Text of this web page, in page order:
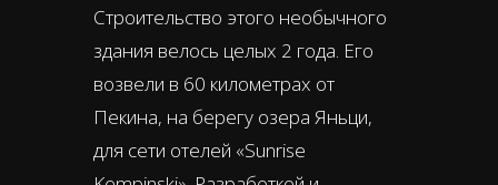
Строительство этого необычного
здания велось целых 2 года. Его
возвели в 60 километрах от
Пекина, на берегу озера Яньци,
для сети отелей «Sunrise